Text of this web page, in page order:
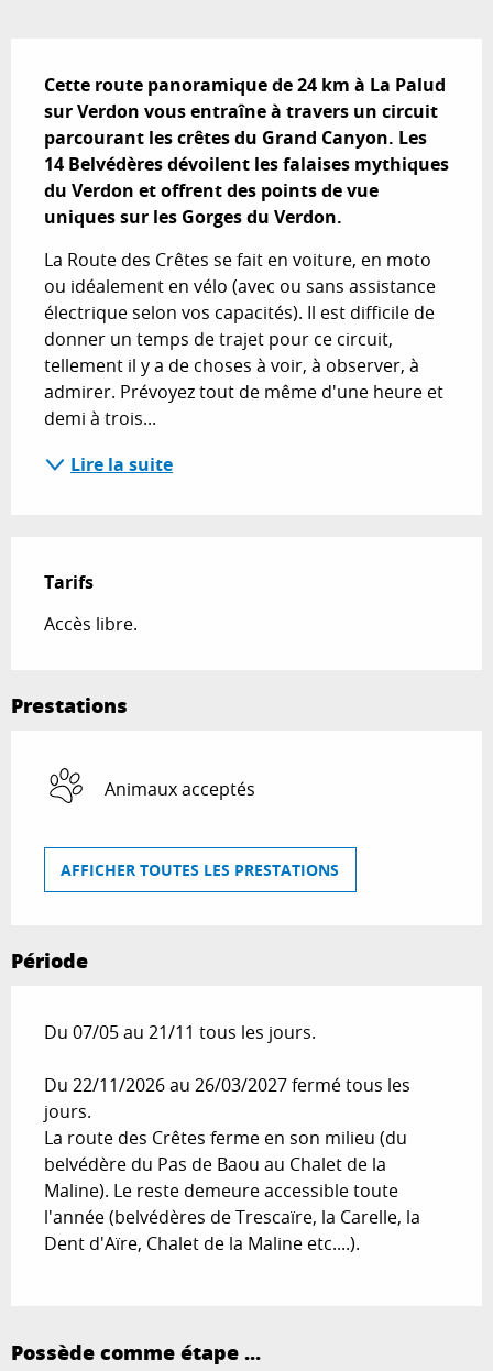
Cette route panoramique de 24 km à La Palud
sur Verdon vous entraîne à travers un circuit
parcourant les crêtes du Grand Canyon. Les
14 Belvédères dévoilent les falaises mythiques
du Verdon et offrent des points de vue
uniques sur les Gorges du Verdon.
La Route des Crêtes se fait en voiture, en moto
ou idéalement en vélo (avec ou sans assistance
électrique selon vos capacités). Il est difficile de
donner un temps de trajet pour ce circuit,
tellement il y a de choses à voir, à observer, à
admirer. Prévoyez tout de même d'une heure et
demi à trois...
Lire la suite
Tarifs
Accès libre.
Prestations
Animaux acceptés
AFFICHER TOUTES LES PRESTATIONS
Période
Du 07/05 au 21/11 tous les jours.
Du 22/11/2026 au 26/03/2027 fermé tous les
jours.
La route des Crêtes ferme en son milieu (du
belvédère du Pas de Baou au Chalet de la
Maline). Le reste demeure accessible toute
l'année (belvédères de Trescaïre, la Carelle, la
Dent d'Aïre, Chalet de la Maline etc....).
Possède comme étape ...